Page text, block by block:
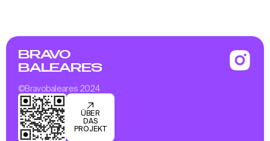
BRAVO
BALEARES
©Bravobaleares 2024
ÜBER
DAS
PROJEKT